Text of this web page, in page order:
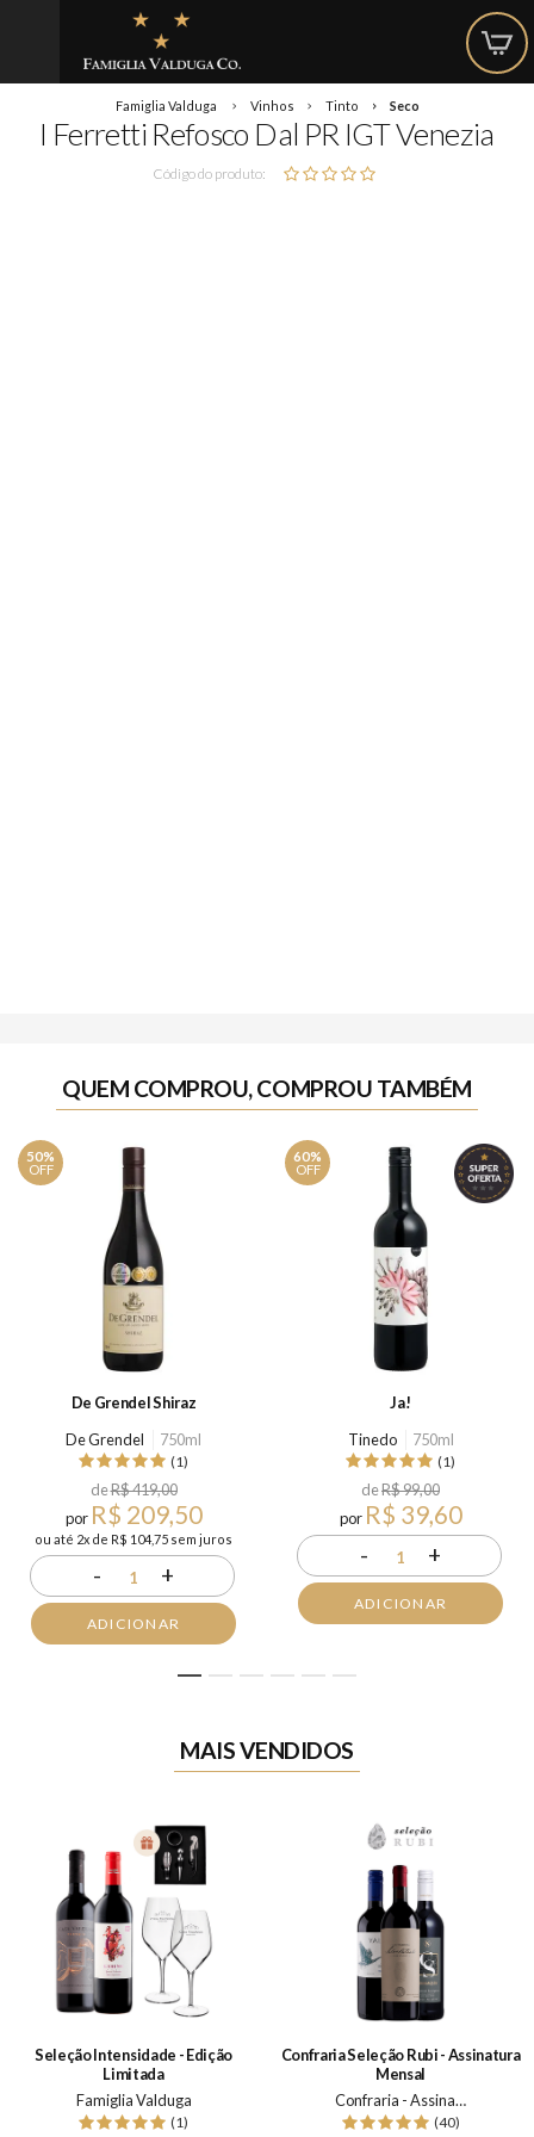
Famiglia Valduga Vinhos Tinto Seco
I Ferretti Refosco Dal PR IGT Venezia
Código do produto:
QUEM COMPROU, COMPROU TAMBÉM
50%
OFF
De Grendel Shiraz
De Grendel
750ml
(1)
deR$ 419,00
por R$ 209,50
ou até 2x de R$ 104,75 sem juros
- 1 +
ADICIONAR
60%
OFF
Ja!
Tinedo
750ml
(1)
deR$ 99,00
por R$ 39,60
- 1 +
ADICIONAR
1 2 3 4 5 6
MAIS VENDIDOS
Seleção Intensidade - Edição
Limitada
Famiglia Valduga
(1)
Confraria Seleção Rubi - Assinatura
Mensal
Confraria - Assinatura Mensal
(40)